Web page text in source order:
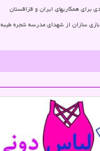
برای همکاریهای ایران و قزاقستان
سازان از شهدای مدرسه شجره طیبه